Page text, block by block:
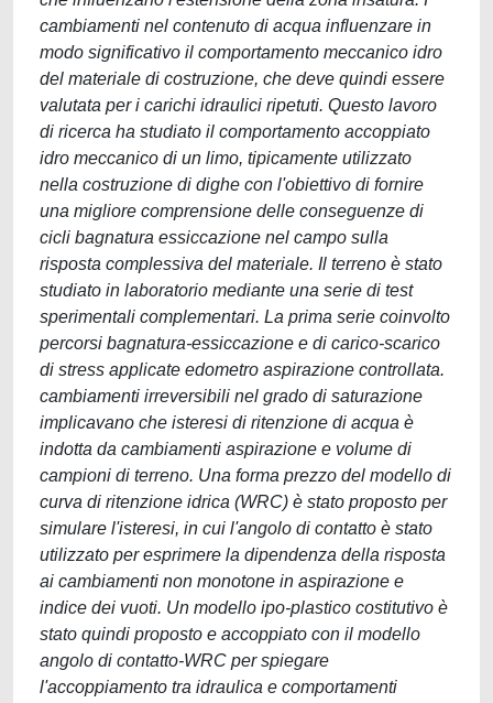
cambiamenti nel contenuto di acqua influenzare in
modo significativo il comportamento meccanico idro
del materiale di costruzione, che deve quindi essere
valutata per i carichi idraulici ripetuti. Questo lavoro
di ricerca ha studiato il comportamento accoppiato
idro meccanico di un limo, tipicamente utilizzato
nella costruzione di dighe con l'obiettivo di fornire
una migliore comprensione delle conseguenze di
cicli bagnatura essiccazione nel campo sulla
risposta complessiva del materiale. Il terreno è stato
studiato in laboratorio mediante una serie di test
sperimentali complementari. La prima serie coinvolto
percorsi bagnatura-essiccazione e di carico-scarico
di stress applicate edometro aspirazione controllata.
cambiamenti irreversibili nel grado di saturazione
implicavano che isteresi di ritenzione di acqua è
indotta da cambiamenti aspirazione e volume di
campioni di terreno. Una forma prezzo del modello di
curva di ritenzione idrica (WRC) è stato proposto per
simulare l'isteresi, in cui l'angolo di contatto è stato
utilizzato per esprimere la dipendenza della risposta
ai cambiamenti non monotone in aspirazione e
indice dei vuoti. Un modello ipo-plastico costitutivo è
stato quindi proposto e accoppiato con il modello
angolo di contatto-WRC per spiegare
l'accoppiamento tra idraulica e comportamenti